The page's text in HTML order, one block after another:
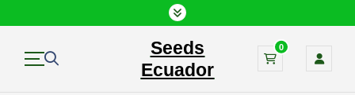
Seeds
Ecuador
0